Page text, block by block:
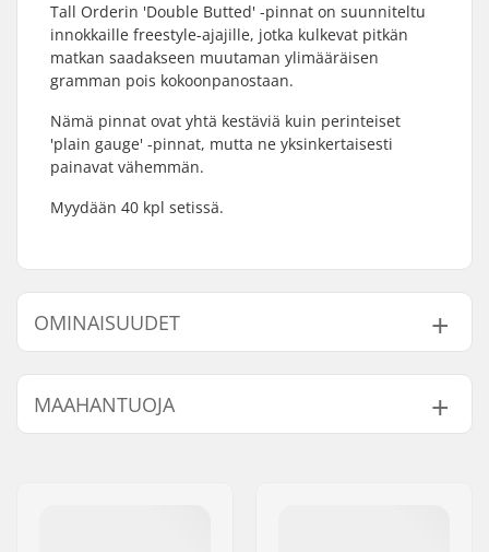
Tall Orderin 'Double Butted' -pinnat on suunniteltu
innokkaille freestyle-ajajille, jotka kulkevat pitkän
matkan saadakseen muutaman ylimääräisen
gramman pois kokoonpanostaan.
Nämä pinnat ovat yhtä kestäviä kuin perinteiset
'plain gauge' -pinnat, mutta ne yksinkertaisesti
painavat vähemmän.
Myydään 40 kpl setissä.
OMINAISUUDET
Kpl per paketti: 40
MAAHANTUOJA